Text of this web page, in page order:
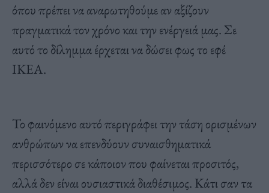
όπου πρέπει να αναρωτηθούμε αν αξίζουν
πραγματικά τον χρόνο και την ενέργειά μας. Σε
αυτό το δίλημμα έρχεται να δώσει φως το εφέ
IKEA.
Το φαινόμενο αυτό περιγράφει την τάση ορισμένων
ανθρώπων να επενδύουν συναισθηματικά
περισσότερο σε κάποιον που φαίνεται προσιτός,
αλλά δεν είναι ουσιαστικά διαθέσιμος. Κάτι σαν τα